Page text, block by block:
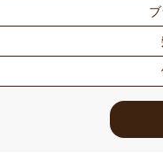
新発売
アウトバストリー
ア
指定なし
モロッカンオイル
ふんわり